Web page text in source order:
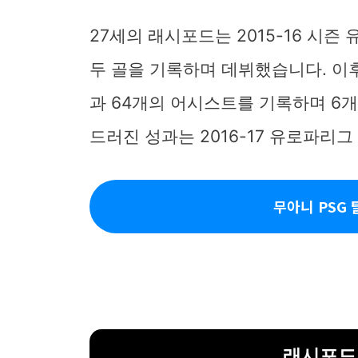
27세의 래시포드는 2015-16 시즌
두 골을 기록하며 데뷔했습니다.
과 64개의 어시스트를 기록하며 6
드러진 성과는 2016-17 유로파리그
무아니 PSG